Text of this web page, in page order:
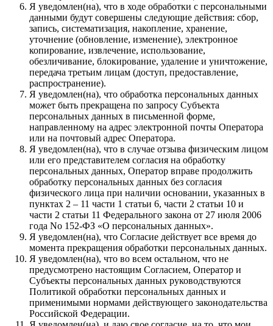
Я уведомлен(на), что в ходе обработки с персональными
данными будут совершены следующие действия: сбор,
запись, систематизация, накопление, хранение,
уточнение (обновление, изменение), электронное
копирование, извлечение, использование,
обезличивание, блокирование, удаление и уничтожение,
передача третьим лицам (доступ, предоставление,
распространение).
Я уведомлен(на), что обработка персональных данных
может быть прекращена по запросу Субъекта
персональных данных в письменной форме,
направленному на адрес электронной почты Оператора
или на почтовый адрес Оператора.
Я уведомлен(на), что в случае отзыва физическим лицом
или его представителем согласия на обработку
персональных данных, Оператор вправе продолжить
обработку персональных данных без согласия
физического лица при наличии основании, указанных в
пунктах 2 – 11 части 1 статьи 6, части 2 статьи 10 и
части 2 статьи 11 Федерального закона от 27 июля 2006
года No 152-ФЗ «О персональных данных».
Я уведомлен(на), что Согласие действует все время до
момента прекращения обработки персональных данных.
Я уведомлен(на), что во всем остальном, что не
предусмотрено настоящим Согласием, Оператор и
Субъекты персональных данных руководствуются
Политикой обработки персональных данных и
применимыми нормами действующего законодательства
Российской Федерации.